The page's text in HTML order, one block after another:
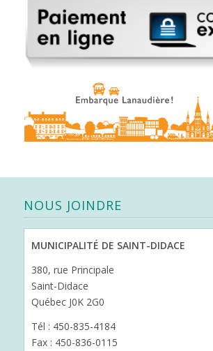
NOUS JOINDRE
MUNICIPALITÉ DE SAINT-DIDACE
380, rue Principale
Saint-Didace
Québec J0K 2G0
Tél : 450-835-4184
Fax : 450-836-0115